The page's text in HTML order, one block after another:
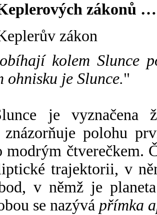
zákonů …
zákon
kolem Slunce
ohnisku je Slunce."
je vyznačena
znázorňuje polohu
modrým čtverečkem.
trajektorii, v
v němž je
se nazývá přímka